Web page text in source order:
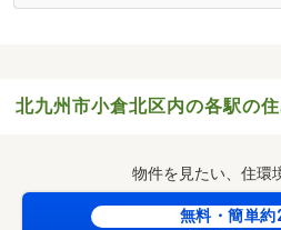
■木町3丁目公園（徒歩1分／約
■紫水公園（徒歩7分／約510m）
■大手町キッズクリニック（徒
■勝山公園（徒歩18分／約1400m
北九州市小倉北区内の各駅の
物件を見たい、住環
無料・簡単約